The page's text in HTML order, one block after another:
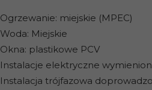
Ogrzewanie: miejskie (MPEC)
Woda: Miejskie
Okna: plastikowe PCV
Instalacje elektryczne
Instalacja trójfazowa